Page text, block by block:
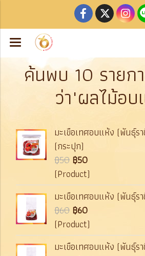
ค้นพบ 10 รายก
ว่า"ผลไม้อ
มะเขือเทศอบแห้ง (พันธุ์ร
(กระปุก)
฿50 ฿50
(Product)
มะเขือเทศอบแห้ง (พันธุ์ร
฿60 ฿60
(Product)
มะเขือเทศอบแห้ง (พันธุ์ร